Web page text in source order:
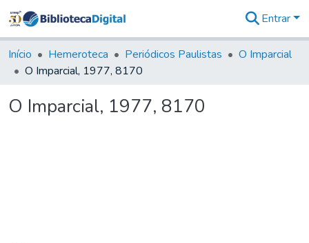
&
Coleções
Tudo na
Digital
Entrar
Início Hemeroteca Periódicos Paulistas
O Imparcial
O Imparcial, 1977, 8170
O Imparcial, 1977, 8170